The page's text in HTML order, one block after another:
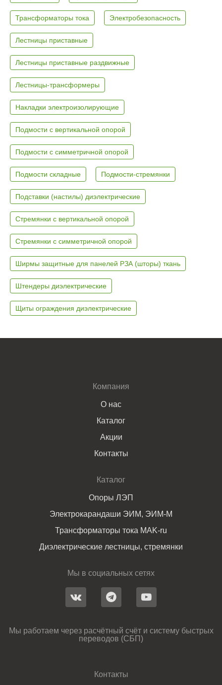
Трансформаторы тока Электробезопасность
Лестницы приставные
Лестницы приставные раздвижные
Лестницы-трансформеры
Накладки электроизолирующие
Подмости с вертикальной опорой
Подмости с симметричной опорой
Подмости складные Подмости-стремянки
Подставки (настилы) диэлектрические
Стремянки с вертикальной опорой
Стремянки с симметричной опорой
Ширмы защитные для панелей РЗА (шторы) ткань
Штендеры диэлектрические
Щиты ограждения диэлектрические
Компания
О нас
Каталог
Акции
Контакты
Каталог
Опоры ЛЭП
Электрокарандаши ЭИМ, ЭИМ-М
Трансформаторы тока MAK-ru
Диэлектрические лестницы, стремянки
Мы в социальных сетях
Мы работаем через расчётный счёт и систему быстрых
переводов (СБП)
Контакты